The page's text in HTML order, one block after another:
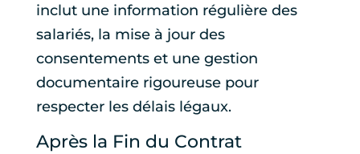
inclut une information régulière des
salariés, la mise à jour des
consentements et une gestion
documentaire rigoureuse pour
respecter les délais légaux.
Après la Fin du Contrat